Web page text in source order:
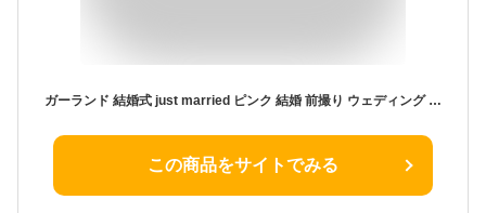
ガーランド 結婚式 just married ピンク 結婚 前撮り ウェディング 受付 飾り ウェルカムスペース 飾りつけ 前撮りアイテム前撮り小道具 和装 にも似合う グッズ フォトプロップス にも おしゃれ ガーランド 【ネコポス便 送料無料】
この商品をサイトでみる